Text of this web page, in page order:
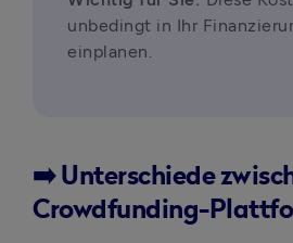
unbedingt in Ihr
einplanen.
➡️ Unterschiede
Crowdfunding-